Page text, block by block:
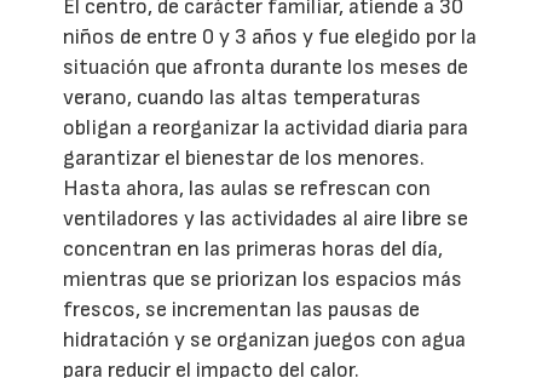
El centro, de carácter familiar, atiende a 30
niños de entre 0 y 3 años y fue elegido por la
situación que afronta durante los meses de
verano, cuando las altas temperaturas
obligan a reorganizar la actividad diaria para
garantizar el bienestar de los menores.
Hasta ahora, las aulas se refrescan con
ventiladores y las actividades al aire libre se
concentran en las primeras horas del día,
mientras que se priorizan los espacios más
frescos, se incrementan las pausas de
hidratación y se organizan juegos con agua
para reducir el impacto del calor.